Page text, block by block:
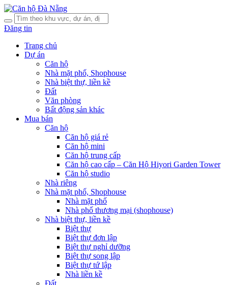
Đăng tin
Trang chủ
Dự án
Căn hộ
Nhà mặt phố, Shophouse
Nhà biệt thự, liền kề
Đất
Văn phòng
Bất động sản khác
Mua bán
Căn hộ
Căn hộ giá rẻ
Căn hộ mini
Căn hộ trung cấp
Căn hộ cao cấp – Căn Hộ Hiyori Garden Tower
Căn hộ studio
Nhà riêng
Nhà mặt phố, Shophouse
Nhà mặt phố
Nhà phố thương mại (shophouse)
Nhà biệt thự, liền kề
Biệt thự
Biệt thự đơn lập
Biệt thự nghỉ dưỡng
Biệt thự song lập
Biệt thự tứ lập
Nhà liền kề
Đất